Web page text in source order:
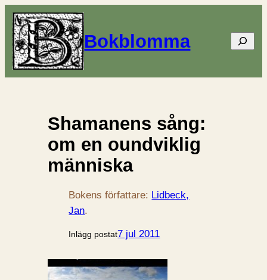
Bokblomma Sök
Shamanens sång:
om en oundviklig
människa
Bokens författare: Lidbeck,
Jan.
Inlägg postat7 jul 2011